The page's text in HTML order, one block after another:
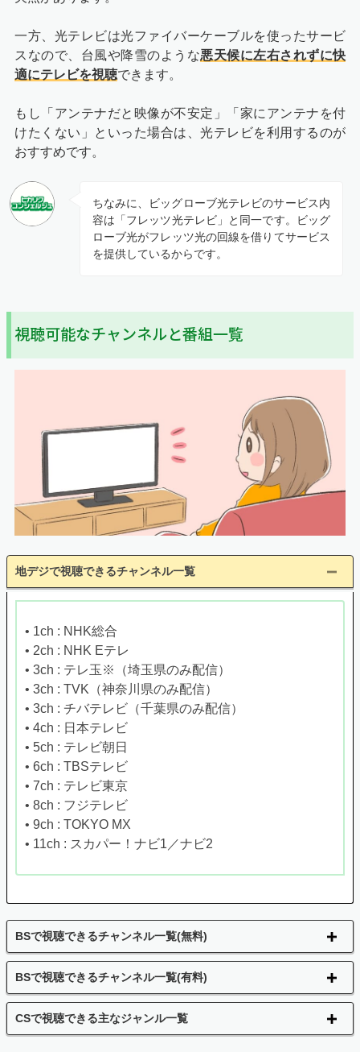
一方、光テレビは光ファイバーケーブルを使ったサービ
スなので、台風や降雪のような悪天候に左右されずに快
適にテレビを視聴できます。
もし「アンテナだと映像が不安定」「家にアンテナを付
けたくない」といった場合は、光テレビを利用するのが
おすすめです。
ちなみに、ビッグローブ光テレビのサービス内
容は「フレッツ光テレビ」と同一です。ビッグ
ローブ光がフレッツ光の回線を借りてサービス
を提供しているからです。
視聴可能なチャンネルと番組一覧
地デジで視聴できるチャンネル一覧
• 1ch : NHK総合
• 2ch : NHK Eテレ
• 3ch : テレ玉※（埼玉県のみ配信）
• 3ch : TVK（神奈川県のみ配信）
• 3ch : チバテレビ（千葉県のみ配信）
• 4ch : 日本テレビ
• 5ch : テレビ朝日
• 6ch : TBSテレビ
• 7ch : テレビ東京
• 8ch : フジテレビ
• 9ch : TOKYO MX
• 11ch : スカパー！ナビ1／ナビ2
BSで視聴できるチャンネル一覧(無料)
BSで視聴できるチャンネル一覧(有料)
CSで視聴できる主なジャンル一覧